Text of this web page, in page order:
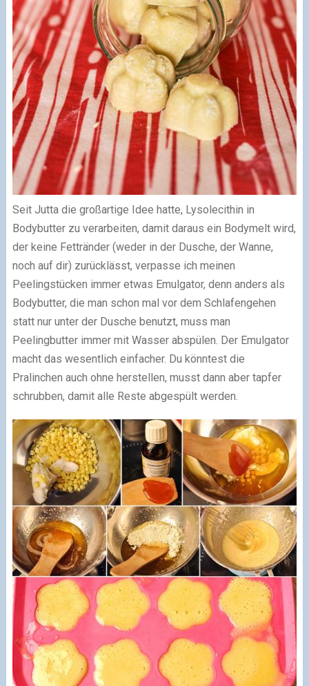
Seit Jutta die großartige Idee hatte, Lysolecithin in
Bodybutter zu verarbeiten, damit daraus ein Bodymelt wird,
der keine Fettränder (weder in der Dusche, der Wanne,
noch auf dir) zurücklässt, verpasse ich meinen
Peelingstücken immer etwas Emulgator, denn anders als
Bodybutter, die man schon mal vor dem Schlafengehen
statt nur unter der Dusche benutzt, muss man
Peelingbutter immer mit Wasser abspülen. Der Emulgator
macht das wesentlich einfacher. Du könntest die
Pralinchen auch ohne herstellen, musst dann aber tapfer
schrubben, damit alle Reste abgespült werden.